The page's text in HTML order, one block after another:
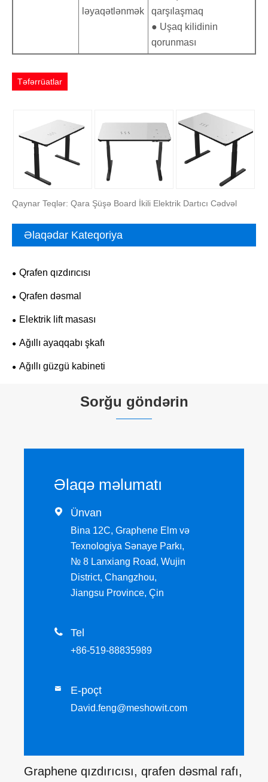
ləyaqətlənmək
qarşılaşmaq
● Uşaq kilidinin
qorunması
Təfərrüatlar
Qaynar Teqlər: Qara Şüşə Board İkili Elektrik Dartıcı Cədvəl
Əlaqədar Kateqoriya
Qrafen qızdırıcısı
Qrafen dəsmal
Elektrik lift masası
Ağıllı ayaqqabı şkafı
Ağıllı güzgü kabineti
Sorğu göndərin
Əlaqə məlumatı
 Ünvan
Bina 12C, Graphene Elm və
Texnologiya Sənaye Parkı,
№ 8 Lanxiang Road, Wujin
District, Changzhou,
Jiangsu Province, Çin
 Tel
+86-519-88835989
 E-poçt
David.feng@meshowit.com
Graphene qızdırıcısı, qrafen dəsmal rafı,